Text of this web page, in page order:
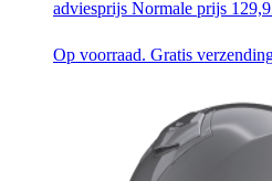
adviesprijs Normale prijs
Op voorraad. Gratis